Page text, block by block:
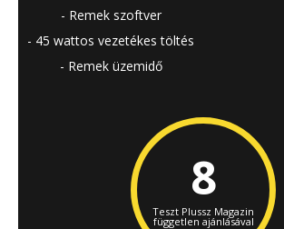
Remek szoftver
45 wattos vezetékes töltés
Remek üzemidő
8
Teszt Plussz Magazin
független ajánlásával